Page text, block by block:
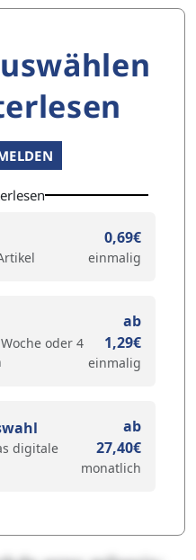
0,69€
einmalig
oder 4
ab
1,29€
einmalig
digitale
ab
27,40€
monatlich